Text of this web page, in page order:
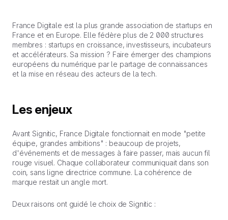
France Digitale est la plus grande association de startups en
France et en Europe. Elle fédère plus de 2 000 structures
membres : startups en croissance, investisseurs, incubateurs
et accélérateurs. Sa mission ? Faire émerger des champions
européens du numérique par le partage de connaissances
et la mise en réseau des acteurs de la tech.
Les enjeux
Avant Signitic, France Digitale fonctionnait en mode "petite
équipe, grandes ambitions" : beaucoup de projets,
d'événements et de messages à faire passer, mais aucun fil
rouge visuel. Chaque collaborateur communiquait dans son
coin, sans ligne directrice commune. La cohérence de
marque restait un angle mort.
Deux raisons ont guidé le choix de Signitic :